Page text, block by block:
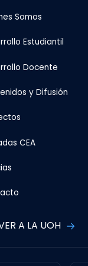
Somos
Estudiantil
Docente
y Difusión
CEA
A LA UOH